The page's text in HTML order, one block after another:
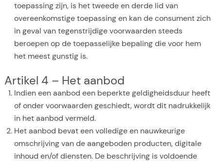
toepassing zijn, is het tweede en derde lid van
overeenkomstige toepassing en kan de consument zich
in geval van tegenstrijdige voorwaarden steeds
beroepen op de toepasselijke bepaling die voor hem
het meest gunstig is.
Artikel 4 – Het aanbod
Indien een aanbod een beperkte geldigheidsduur heeft
of onder voorwaarden geschiedt, wordt dit nadrukkelijk
in het aanbod vermeld.
Het aanbod bevat een volledige en nauwkeurige
omschrijving van de aangeboden producten, digitale
inhoud en/of diensten. De beschrijving is voldoende